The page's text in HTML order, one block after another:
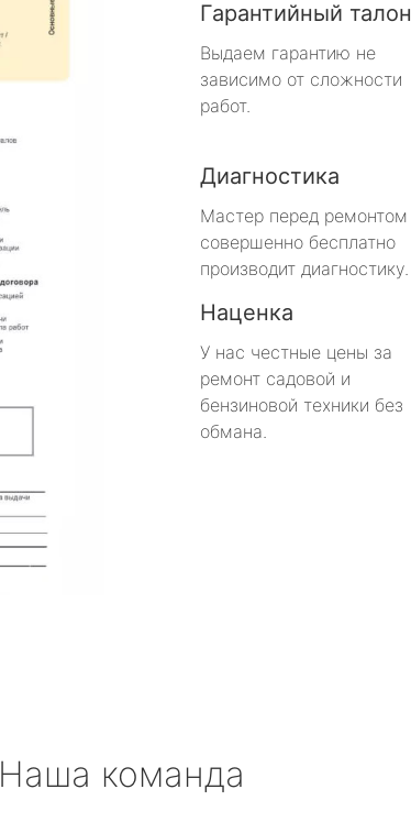
Гарантийный талон
Выдаем гарантию не
зависимо от сложности
работ.
Диагностика
Мастер перед ремонтом
совершенно бесплатно
производит диагностику.
Наценка
У нас честные цены за
ремонт садовой и
бензиновой техники без
обмана.
Наша команда